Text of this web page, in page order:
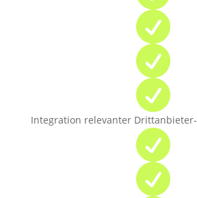



Integration relevanter

